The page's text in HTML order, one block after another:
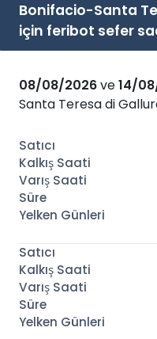
Bonifacio-Santa
için feribot sefer
08/08/2026ve14/
Santa Teresa di